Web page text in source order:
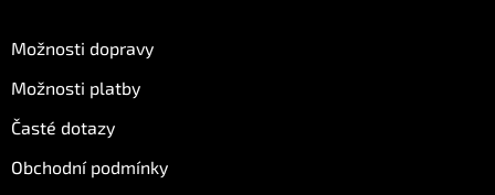
Možnosti dopravy
Možnosti platby
Časté dotazy
Obchodní podmínky